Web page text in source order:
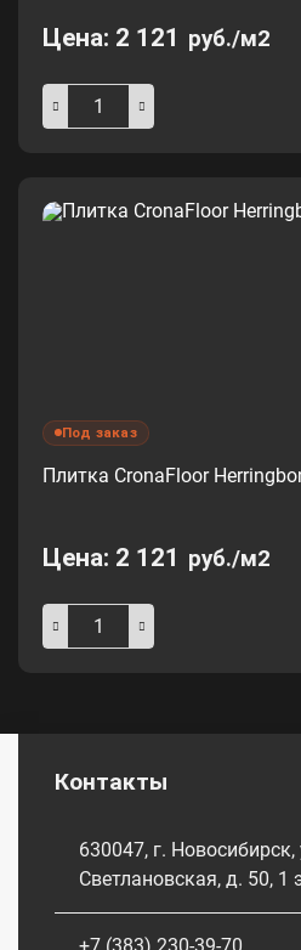
Цена: 2 121 руб./м2
Под заказ
Плитка CronaFloor
Цена: 2 121 руб./м2
Контакты
630047, г. Новосибирск,
Светлановская, д. 50, 1